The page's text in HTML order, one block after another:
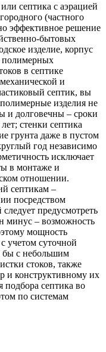
септика с аэрацией
(частного
эффективное решение
бытовых
изделие, корпус
полимерных
в септике
и
септик, вы
изделия не
и долговечны – сроки
стенки септика
грунта даже в пустом
год независимо
исключает
в монтаже и
отношении.
септикам –
посредством
предусмотреть
минус – возможность
мощность
учетом суточной
бы с небольшим
стоков, также
и конструктивному их
подбора септика во
по системам